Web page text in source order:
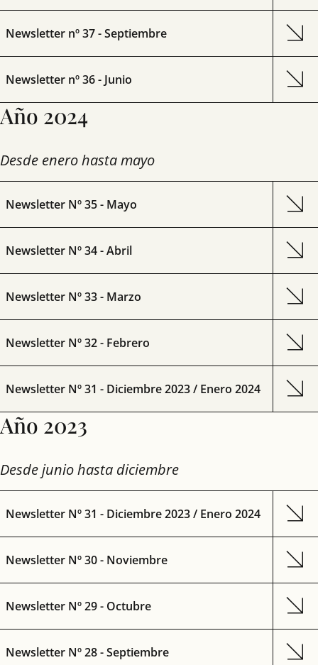
Newsletter nº 37 - Septiembre
Newsletter nº 36 - Junio
Año 2024
Desde enero hasta mayo
Newsletter Nº 35 - Mayo
Newsletter Nº 34 - Abril
Newsletter Nº 33 - Marzo
Newsletter Nº 32 - Febrero
Newsletter Nº 31 - Diciembre 2023 / Enero 2024
Año 2023
Desde junio hasta diciembre
Newsletter Nº 31 - Diciembre 2023 / Enero 2024
Newsletter Nº 30 - Noviembre
Newsletter Nº 29 - Octubre
Newsletter Nº 28 - Septiembre